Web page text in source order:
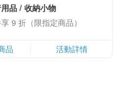
品 / 收納小物
9 折（限指定商品）
品 活動詳情